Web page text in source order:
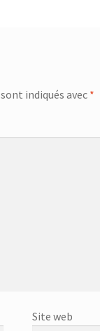
indiqués avec*
Site web